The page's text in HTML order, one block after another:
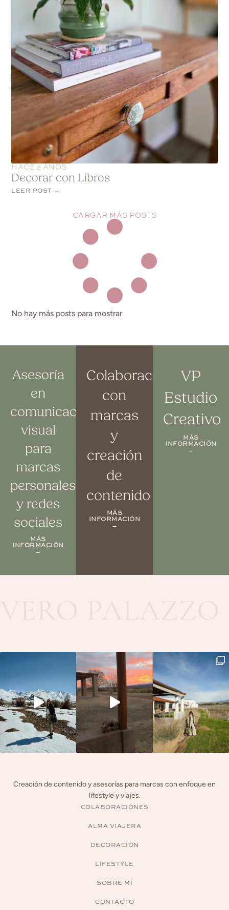
HACE 2 AÑOS
Decorar con Libros
LEER POST →
CARGAR MÁS POSTS
No hay más posts para mostrar
Asesoría
en
comunicación
visual
para
marcas
personales
y redes
sociales
MÁS
INFORMACIÓN
→
Colaboraciones
con
marcas
y
creación
de
contenido
MÁS
INFORMACIÓN
→
VP
Estudio
Creativo
MÁS
INFORMACIÓN
→
Creación de contenido y asesorías para marcas con enfoque en
lifestyle y viajes.
COLABORACIONES
ALMA VIAJERA
DECORACIÓN
LIFESTYLE
SOBRE MÍ
CONTACTO